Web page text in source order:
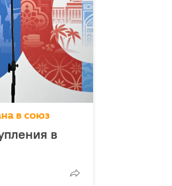
в союз
в